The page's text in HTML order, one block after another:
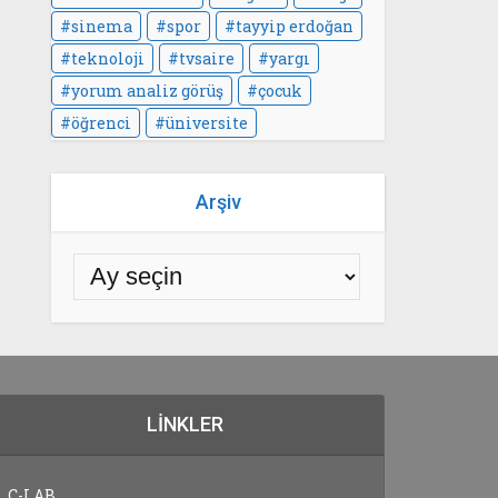
sinema
spor
tayyip erdoğan
teknoloji
tvsaire
yargı
yorum analiz görüş
çocuk
öğrenci
üniversite
Arşiv
LINKLER